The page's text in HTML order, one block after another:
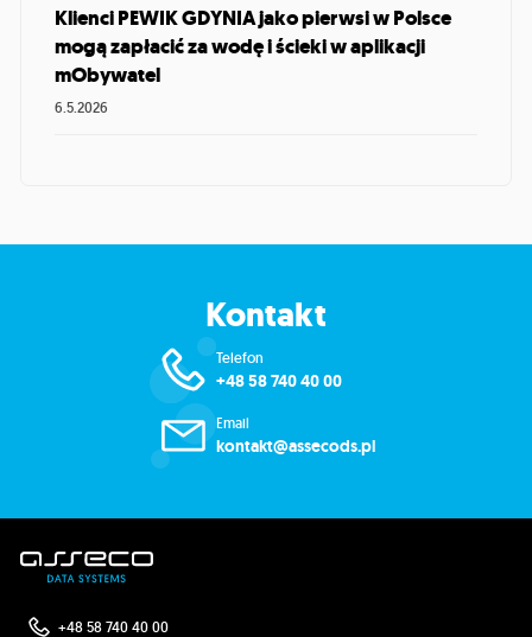
Klienci PEWIK GDYNIA jako pierwsi w Polsce
mogą zapłacić za wodę i ścieki w aplikacji
mObywatel
6.5.2026
Kontakt
Telefon
+48 58 740 40 00
Email
kontakt@assecods.pl
+48 58 740 40 00